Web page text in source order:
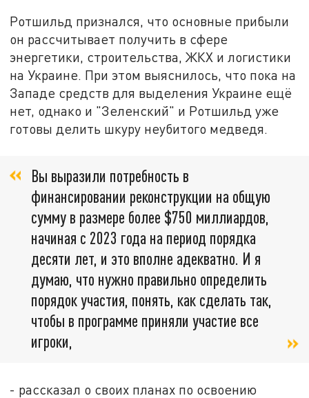
Ротшильд признался, что основные прибыли
он рассчитывает получить в сфере
энергетики, строительства, ЖКХ и логистики
на Украине. При этом выяснилось, что пока на
Западе средств для выделения Украине ещё
нет, однако и "Зеленский" и Ротшильд уже
готовы делить шкуру неубитого медведя.
Вы выразили потребность в
финансировании реконструкции на общую
сумму в размере более $750 миллиардов,
начиная с 2023 года на период порядка
десяти лет, и это вполне адекватно. И я
думаю, что нужно правильно определить
порядок участия, понять, как сделать так,
чтобы в программе приняли участие все
игроки,
- рассказал о своих планах по освоению